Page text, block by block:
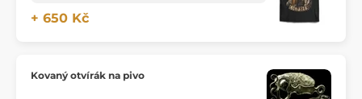
+ 650 Kč
Kovaný otvírák na pivo